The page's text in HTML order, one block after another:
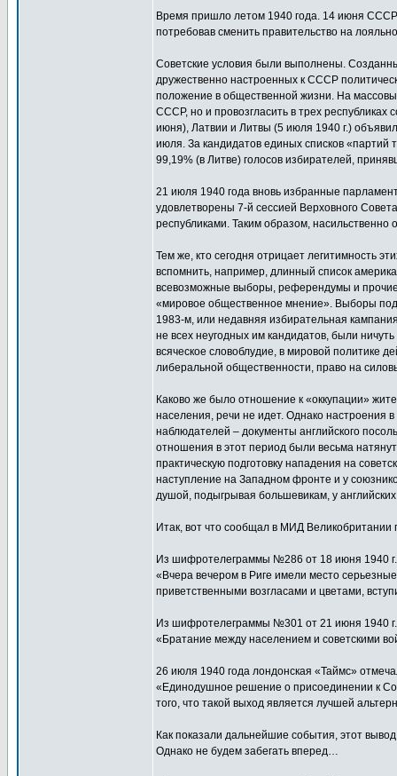
Время пришло летом 1940 года. 14 июня
потребовав сменить правительство на
Советские условия были выполнены.
дружественно настроенных к СССР
положение в общественной жизни. На
СССР, но и провозгласить в трех
июня), Латвии и Литвы (5 июля 1940 г.)
июля. За кандидатов единых списков
99,19% (в Литве) голосов избирателей,
21 июля 1940 года вновь избранные
удовлетворены 7-й сессией Верховного
республиками. Таким образом, насильственно
Тем же, кто сегодня отрицает легитимность
вспомнить, например, длинный список
всевозможные выборы, референдумы и прочие
«мировое общественное мнение». Выборы под
1983-м, или недавняя избирательная
не всех неугодных им кандидатов, были
всяческое словоблудие, в мировой политике
либеральной общественности, право на
Каково же было отношение к «оккупации»
населения, речи не идет. Однако настроения
наблюдателей – документы английского
отношения в этот период были весьма
практическую подготовку нападения на
наступление на Западном фронте и у
душой, подыгрывая большевикам, у
Итак, вот что сообщал в МИД Великобритании
Из шифротелеграммы №286 от 18 июня 1940
«Вчера вечером в Риге имели место серьезные
приветственными возгласами и цветами,
Из шифротелеграммы №301 от 21 июня 1940
«Братание между населением и советскими
26 июля 1940 года лондонская «Таймс»
«Единодушное решение о присоединении к
того, что такой выход является лучшей
Как показали дальнейшие события, этот
Однако не будем забегать вперед…